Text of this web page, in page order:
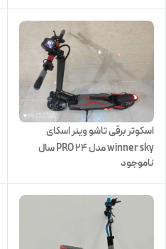
اسکوتر برقی تاشو وینر اسکای
winner sky مدل PRO 24 سال
۲۰۲۳ موتور ۲۵۰۰ وات
ناموجود